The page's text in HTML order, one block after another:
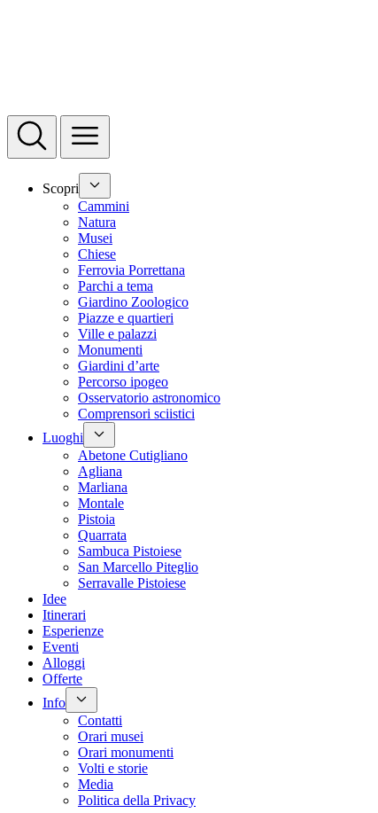
Scopri
Cammini
Natura
Musei
Chiese
Ferrovia Porrettana
Parchi a tema
Giardino Zoologico
Piazze e quartieri
Ville e palazzi
Monumenti
Giardini d’arte
Percorso ipogeo
Osservatorio astronomico
Comprensori sciistici
Luoghi
Abetone Cutigliano
Agliana
Marliana
Montale
Pistoia
Quarrata
Sambuca Pistoiese
San Marcello Piteglio
Serravalle Pistoiese
Idee
Itinerari
Esperienze
Eventi
Alloggi
Offerte
Info
Contatti
Orari musei
Orari monumenti
Volti e storie
Media
Politica della Privacy